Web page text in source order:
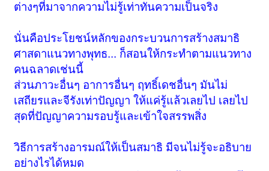
ต่างๆที่มาจากความไม่รู้เท่าทันความเป็นจริง
นั่นคือประโยชน์หลักของกระบวนการสร้างสมาธิ
ศาสดาแนวทางพุทธ... ก็สอนให้กระทำตามแนวทาง
คนฉลาดเช่นนี้
ส่วนภาวะอื่นๆ อาการอื่นๆ ฤทธิ์เดชอื่นๆ มันไม่
เสถียรและจีรังเท่าปัญญา ให้แค่รู้แล้วเลยไป เลยไป
สุดที่ปัญญาความรอบรู้และเข้าใจสรรพสิ่ง
วิธีการสร้างอารมณ์ให้เป็นสมาธิ มีจนไม่รู้จะอธิบาย
อย่างไรได้หมด